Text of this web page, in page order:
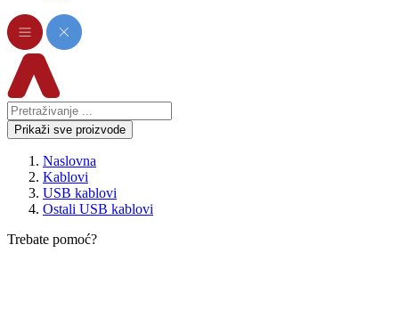
Prikaži sve proizvode
Naslovna
Kablovi
USB kablovi
Ostali USB kablovi
Trebate pomoć?